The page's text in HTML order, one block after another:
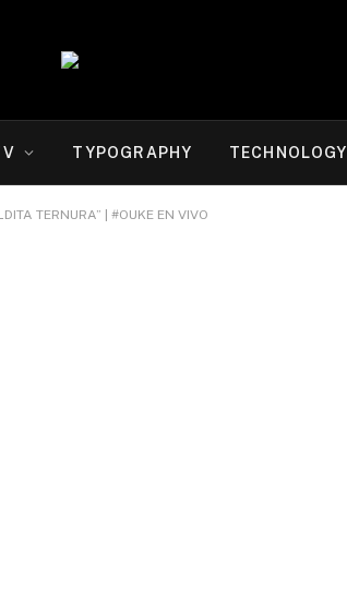
TYPOGRAPHY TECHNOLOGY
TERNURA” | #OUKE EN VIVO